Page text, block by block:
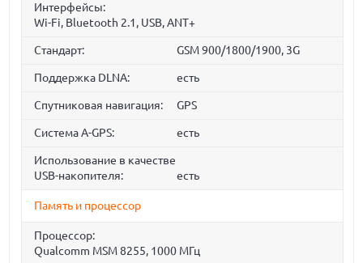
Интерфейсы:
Wi-Fi, Bluetooth 2.1, USB, ANT+
Стандарт: GSM 900/1800/1900, 3G
Поддержка DLNA: есть
Спутниковая навигация: GPS
Cистема A-GPS: есть
Использование в качестве
USB-накопителя:
есть
Память и процессор
Процессор:
Qualcomm MSM 8255, 1000 МГц